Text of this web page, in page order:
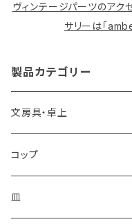
ヴィンテージパーツのアク
サリーは「
製品カテゴリー
文房具・卓上
カードケース
箱・文庫
コップ
コーヒーカップ
皿